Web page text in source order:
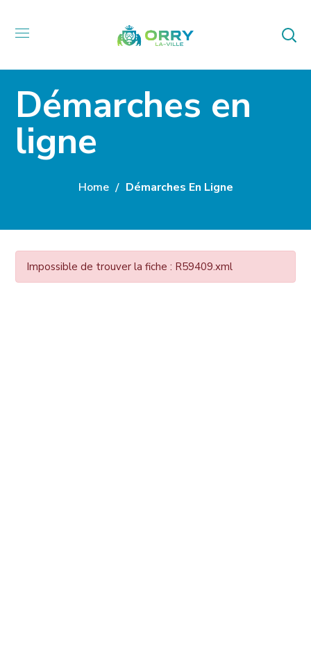
Démarches en
ligne
Home Démarches En Ligne
Impossible de trouver la fiche : R59409.xml